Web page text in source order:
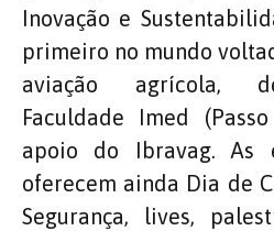
Inovação e
primeiro no mundo
aviação agrícola,
Faculdade Imed
apoio do Ibravag. As
oferecem ainda Dia de
Segurança, lives,